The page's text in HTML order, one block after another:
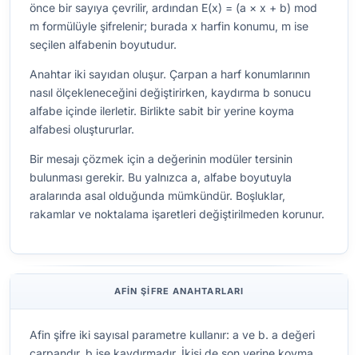
önce bir sayıya çevrilir, ardından E(x) = (a × x + b) mod
m formülüyle şifrelenir; burada x harfin konumu, m ise
seçilen alfabenin boyutudur.
Anahtar iki sayıdan oluşur. Çarpan a harf konumlarının
nasıl ölçekleneceğini değiştirirken, kaydırma b sonucu
alfabe içinde ilerletir. Birlikte sabit bir yerine koyma
alfabesi oluştururlar.
Bir mesajı çözmek için a değerinin modüler tersinin
bulunması gerekir. Bu yalnızca a, alfabe boyutuyla
aralarında asal olduğunda mümkündür. Boşluklar,
rakamlar ve noktalama işaretleri değiştirilmeden korunur.
AFIN ŞIFRE ANAHTARLARI
Afin şifre iki sayısal parametre kullanır: a ve b. a değeri